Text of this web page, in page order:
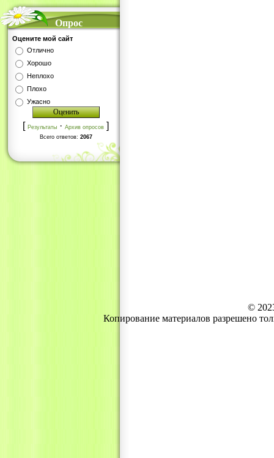
Опрос
Оцените мой сайт
Отлично
Хорошо
Неплохо
Плохо
Ужасно
[ Результаты · Архив опросов ]
Всего ответов: 2067
©
Копирование материалов разрешено